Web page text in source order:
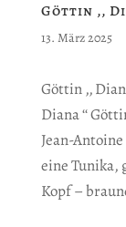
Göttin ‚‚
13. März 2025
Göttin ‚‚
Diana ‘‘
Jean-
eine Tunika,
Kopf –